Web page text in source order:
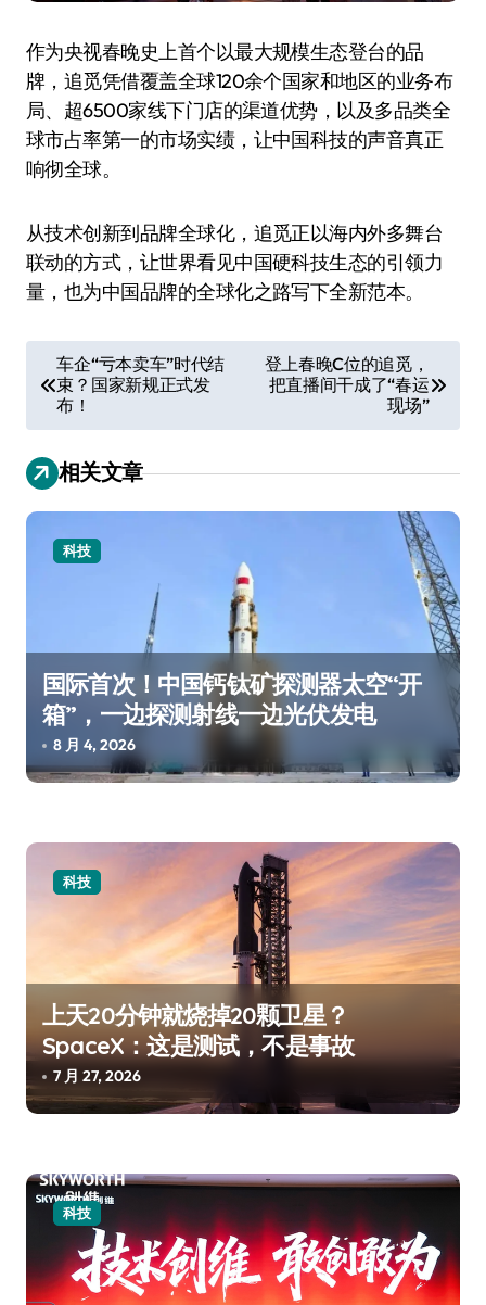
作为央视春晚史上首个以最大规模生态登台的品
牌，追觅凭借覆盖全球120余个国家和地区的业务布
局、超6500家线下门店的渠道优势，以及多品类全
球市占率第一的市场实绩，让中国科技的声音真正
响彻全球。
从技术创新到品牌全球化，追觅正以海内外多舞台
联动的方式，让世界看见中国硬科技生态的引领力
量，也为中国品牌的全球化之路写下全新范本。
章
导
航
车企“亏本卖车”时代结
束？国家新规正式发
布！
登上春晚C位的追觅，
把直播间干成了“春运
现场”
相关文章
科技
国际首次！中国钙钛矿探测器太空“开
箱”，一边探测射线一边光伏发电
8 月 4, 2026
科技
上天20分钟就烧掉20颗卫星？
SpaceX：这是测试，不是事故
7 月 27, 2026
科技